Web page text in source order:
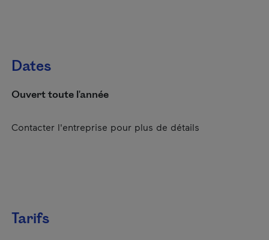
Dates
Ouvert toute l'année
Contacter l'entreprise pour plus de détails
Tarifs